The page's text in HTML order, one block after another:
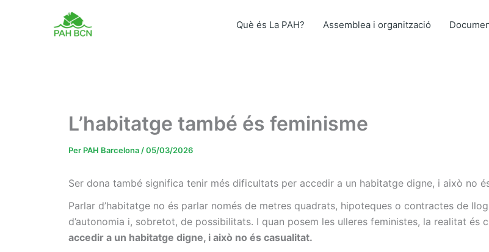
Què és La PAH? Assemblea i organització
L’habitatge també és feminisme
Per PAH Barcelona /05/03/2026
Ser dona també significa tenir més dificultats per accedir a un habitatge digne, i això no
Parlar d’habitatge no és parlar només de metres quadrats, hipoteques o contractes de
d’autonomia i, sobretot, de possibilitats. I quan posem les ulleres feministes, la realitat és
accedir a un habitatge digne, i això no és casualitat.